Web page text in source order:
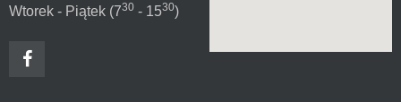
Wtorek - Piątek (730 - 1530)